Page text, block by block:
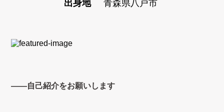
出身地 青森県八戸市
――自己紹介をお願いします